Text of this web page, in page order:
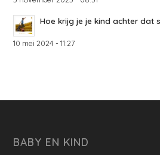
Hoe krijg je je kind achter dat
10 mei 2024 - 11:27
BABY EN KIND